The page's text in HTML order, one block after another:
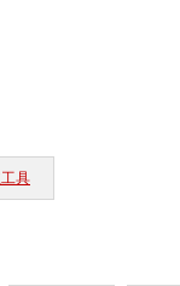
具